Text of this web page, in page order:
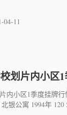
04-11
划片内小区
内小区1季度挂牌
银公寓 1994年 120